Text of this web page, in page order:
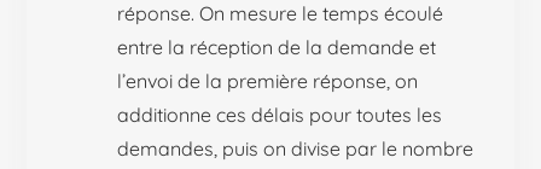
réponse. On mesure le temps écoulé
entre la réception de la demande et
l’envoi de la première réponse, on
additionne ces délais pour toutes les
demandes, puis on divise par le nombre